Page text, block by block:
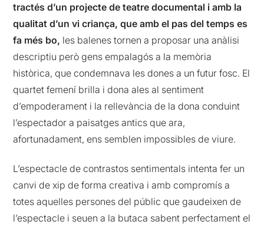
tractés d’un projecte de teatre documental i amb la
qualitat d’un vi criança, que amb el pas del temps es
fa més bo, les balenes tornen a proposar una anàlisi
descriptiu però gens empalagós a la memòria
històrica, que condemnava les dones a un futur fosc. El
quartet femení brilla i dona ales al sentiment
d’empoderament i la rellevància de la dona conduint
l’espectador a paisatges antics que ara,
afortunadament, ens semblen impossibles de viure.
L’espectacle de contrastos sentimentals intenta fer un
canvi de xip de forma creativa i amb compromís a
totes aquelles persones del públic que gaudeixen de
l’espectacle i seuen a la butaca sabent perfectament el